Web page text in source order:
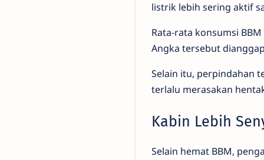
listrik lebih sering aktif
Rata-rata konsumsi
Angka tersebut
Selain itu, perpindahan
terlalu merasakan
Kabin Lebih
Selain hemat BBM,